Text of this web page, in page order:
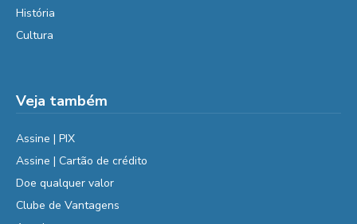
História
Cultura
Veja também
Assine | PIX
Assine | Cartão de crédito
Doe qualquer valor
Clube de Vantagens